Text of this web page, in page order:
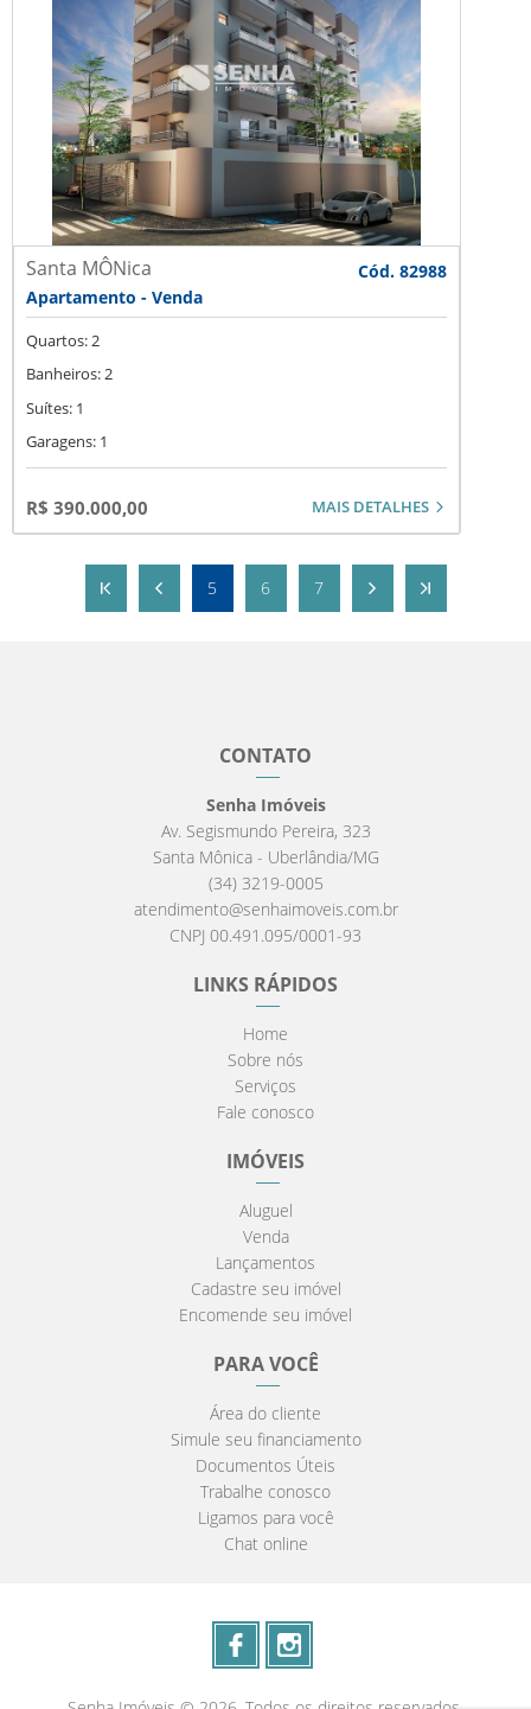
Santa MÔNica
Cód. 82988
Apartamento - Venda
Quartos: 2
Banheiros: 2
Suítes: 1
Garagens: 1
R$ 390.000,00 MAIS DETALHES
5 6 7
CONTATO
Senha Imóveis
Av. Segismundo Pereira, 323
Santa Mônica - Uberlândia/MG
(34) 3219-0005
atendimento@senhaimoveis.com.br
CNPJ 00.491.095/0001-93
LINKS RÁPIDOS
Home
Sobre nós
Serviços
Fale conosco
IMÓVEIS
Aluguel
Venda
Lançamentos
Cadastre seu imóvel
Encomende seu imóvel
PARA VOCÊ
Área do cliente
Simule seu financiamento
Documentos Úteis
Trabalhe conosco
Ligamos para você
Chat online